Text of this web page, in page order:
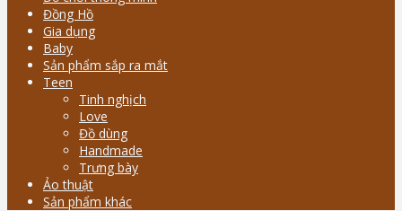
Đồng Hồ
Gia dụng
Baby
Sản phẩm sắp ra mắt
Teen
Tinh nghịch
Love
Đồ dùng
Handmade
Trưng bày
Ảo thuật
Sản phẩm khác